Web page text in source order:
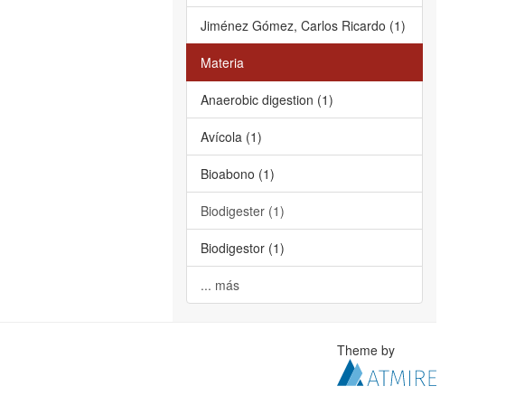
Jiménez Gómez, Carlos Ricardo (1)
Materia
Anaerobic digestion (1)
Avícola (1)
Bioabono (1)
Biodigester (1)
Biodigestor (1)
... más
Theme by